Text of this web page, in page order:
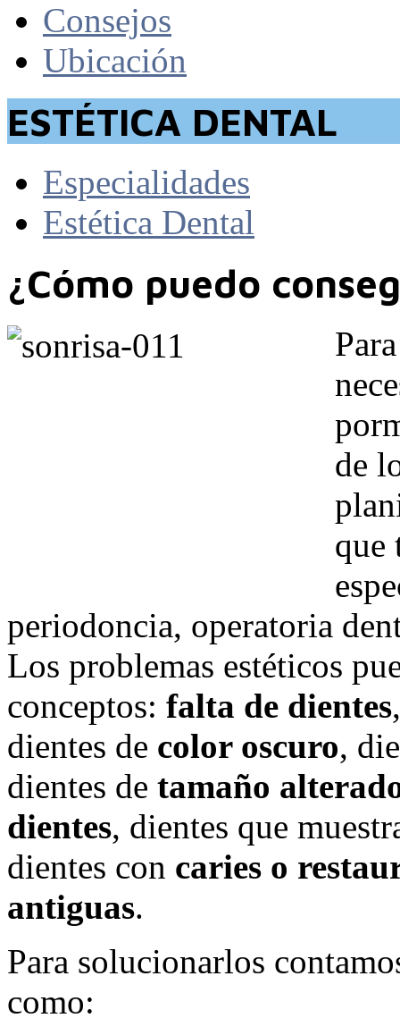
Consejos
Ubicación
ESTÉTICA DENTAL
Especialidades
Estética Dental
¿Cómo puedo
de
que
periodoncia, operatoria
Los problemas estéticos
conceptos: falta de dientes
dientes de color oscuro,
dientes de tamaño
dientes, dientes que
dientes con caries o
antiguas.
Para solucionarlos
como: